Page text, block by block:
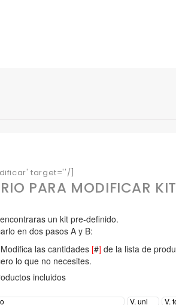
target=''/]
PARA MODIFICAR KIT